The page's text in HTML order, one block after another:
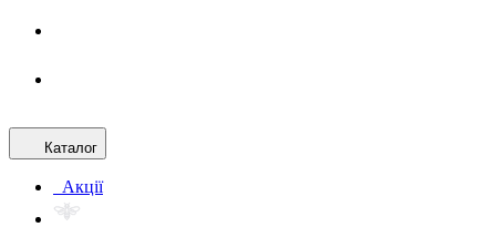
Каталог
Акції